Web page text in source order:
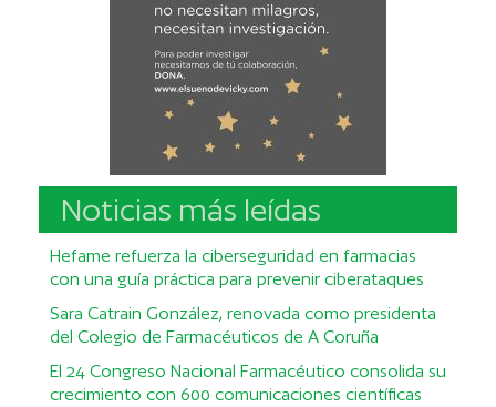
Noticias más leídas
Hefame refuerza la ciberseguridad en farmacias
con una guía práctica para prevenir ciberataques
Sara Catrain González, renovada como presidenta
del Colegio de Farmacéuticos de A Coruña
El 24 Congreso Nacional Farmacéutico consolida su
crecimiento con 600 comunicaciones científicas